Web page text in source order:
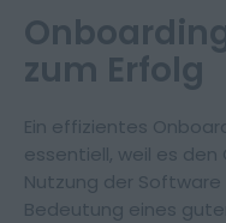
zum Erfolg
Ein effizientes
essentiell, weil es
Nutzung der Software
Bedeutung eines